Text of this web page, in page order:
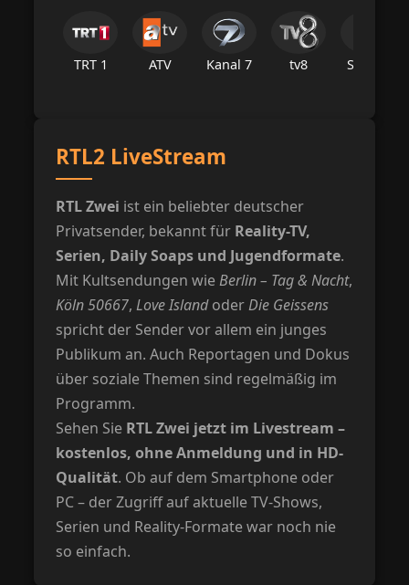
TRT 1 ATV Kanal 7 tv8 Star Tv
RTL2 LiveStream
RTL Zwei ist ein beliebter deutscher
Privatsender, bekannt für Reality-TV,
Serien, Daily Soaps und Jugendformate.
Mit Kultsendungen wieBerlin – Tag & Nacht,
Köln 50667,Love IslandoderDie Geissens
spricht der Sender vor allem ein junges
Publikum an. Auch Reportagen und Dokus
über soziale Themen sind regelmäßig im
Programm.
Sehen Sie RTL Zwei jetzt im Livestream –
kostenlos, ohne Anmeldung und in HD-
Qualität. Ob auf dem Smartphone oder
PC – der Zugriff auf aktuelle TV-Shows,
Serien und Reality-Formate war noch nie
so einfach.